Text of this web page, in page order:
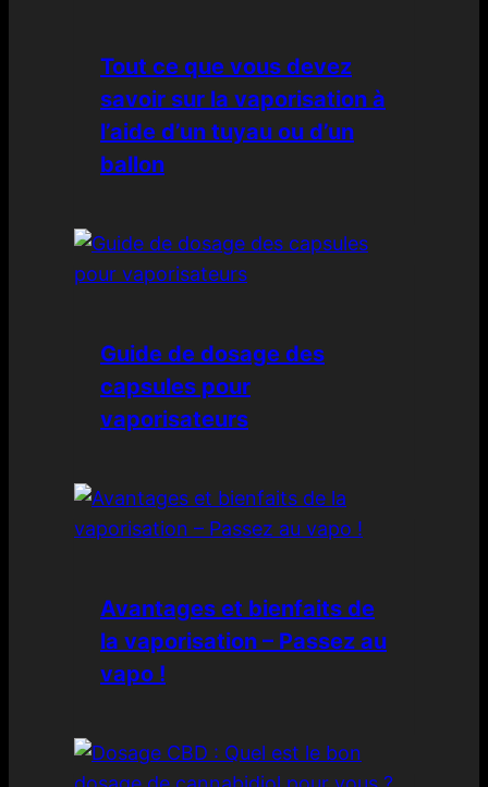
Tout ce que vous devez
savoir sur la vaporisation à
l’aide d’un tuyau ou d’un
ballon
Guide de dosage des
capsules pour
vaporisateurs
Avantages et bienfaits de
la vaporisation – Passez au
vapo !